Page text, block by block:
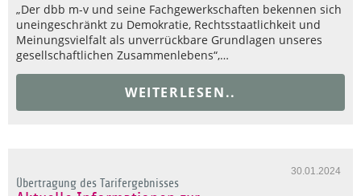
„Der dbb m-v und seine Fachgewerkschaften bekennen sich
uneingeschränkt zu Demokratie, Rechtsstaatlichkeit und
Meinungsvielfalt als unverrückbare Grundlagen unseres
gesellschaftlichen Zusammenlebens“,…
WEITERLESEN..
30.01.2024
Übertragung des Tarifergebnisses